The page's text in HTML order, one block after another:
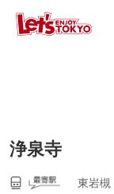
浄泉寺
東岩槻